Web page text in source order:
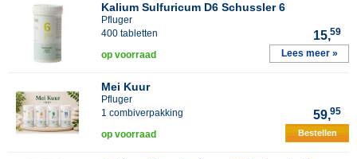
Kalium Sulfuricum D6 Schussler 6
Pfluger
400 tabletten
15,59
op voorraad Lees meer »
Mei Kuur
Pfluger
1 combiverpakking
59,95
op voorraad Bestellen